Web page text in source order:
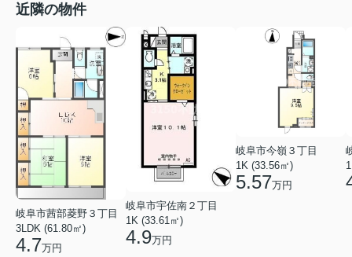
近隣の物件
岐阜市茜部菱野３丁目
3LDK (61.80㎡)
4.7万円
岐阜市宇佐南２丁目
1K (33.61㎡)
4.9万円
岐阜市今嶺３丁目
1K (33.56㎡)
5.57万円